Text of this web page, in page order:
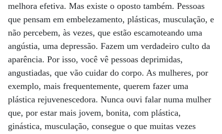
melhora efetiva. Mas existe o oposto também. Pessoas
que pensam em embelezamento, plásticas, musculação, e
não percebem, às vezes, que estão escamoteando uma
angústia, uma depressão. Fazem um verdadeiro culto da
aparência. Por isso, você vê pessoas deprimidas,
angustiadas, que vão cuidar do corpo. As mulheres, por
exemplo, mais frequentemente, querem fazer uma
plástica rejuvenescedora. Nunca ouvi falar numa mulher
que, por estar mais jovem, bonita, com plástica,
ginástica, musculação, consegue o que muitas vezes